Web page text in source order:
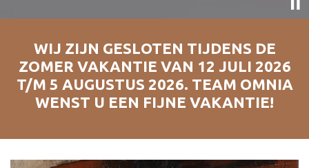
WIJ ZIJN GESLOTEN TIJDENS DE
ZOMER VAKANTIE VAN 12 JULI 2026
T/M 5 AUGUSTUS 2026. TEAM OMNIA
WENST U EEN FIJNE VAKANTIE!